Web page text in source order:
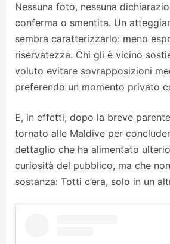
Nessuna foto, nessuna
conferma o smentita. Un
sembra caratterizzarlo: meno
riservatezza. Chi gli è vicino
voluto evitare sovrapposizioni
preferendo un momento privato
E, in effetti, dopo la breve
tornato alle Maldive per
dettaglio che ha alimentato
curiosità del pubblico, ma che
sostanza: Totti c’era, solo in un